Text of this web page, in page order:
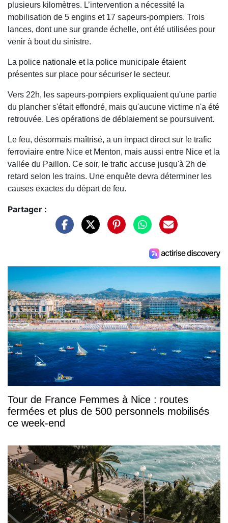
plusieurs kilomètres. L’intervention a nécessité la
mobilisation de 5 engins et 17 sapeurs-pompiers. Trois
lances, dont une sur grande échelle, ont été utilisées pour
venir à bout du sinistre.
La police nationale et la police municipale étaient
présentes sur place pour sécuriser le secteur.
Vers 22h, les sapeurs-pompiers expliquaient qu'une partie
du plancher s'était effondré, mais qu'aucune victime n'a été
retrouvée. Les opérations de déblaiement se poursuivent.
Le feu, désormais maîtrisé, a un impact direct sur le trafic
ferroviaire entre Nice et Menton, mais aussi entre Nice et la
vallée du Paillon. Ce soir, le trafic accuse jusqu'à 2h de
retard selon les trains. Une enquête devra déterminer les
causes exactes du départ de feu.
Partager :
Tour de France Femmes à Nice : routes
fermées et plus de 500 personnels mobilisés
ce week-end